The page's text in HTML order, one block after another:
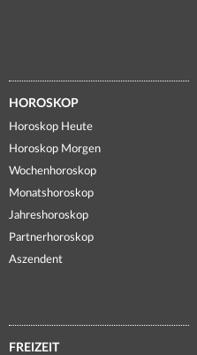
HOROSKOP
Horoskop Heute
Horoskop Morgen
Wochenhoroskop
Monatshoroskop
Jahreshoroskop
Partnerhoroskop
Aszendent
FREIZEIT